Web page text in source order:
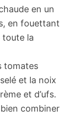
en un
en fouettant
toute la
tomates
et la noix
et d’ufs.
combiner